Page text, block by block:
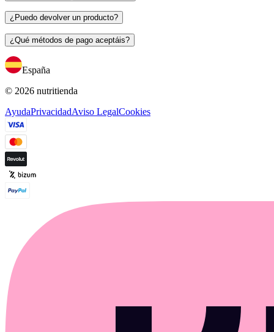
¿Puedo devolver un producto?
¿Qué métodos de pago aceptáis?
España
© 2026 nutritienda
AyudaPrivacidadAviso LegalCookies